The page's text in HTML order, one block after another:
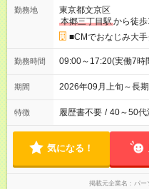
勤務地
東京都文京区
本郷三丁目駅から徒
■CMでおなじみ大
勤務時間 09:00～17:20(実働7
期間 2026年09月上旬～長
特徴 履歴書不要 / 40～50代
気になる！
掲載元企業名 パー